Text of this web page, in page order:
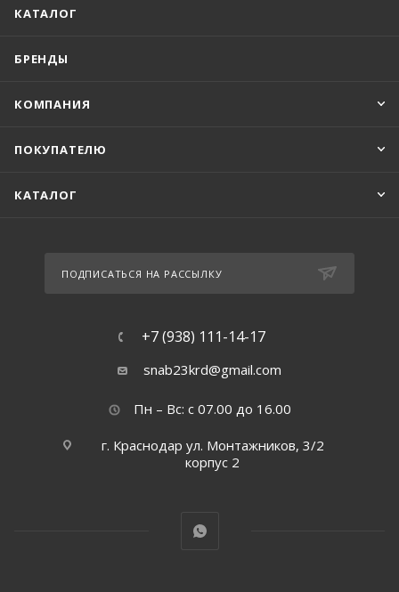
КАТАЛОГ
БРЕНДЫ
КОМПАНИЯ
ПОКУПАТЕЛЮ
КАТАЛОГ
ПОДПИСАТЬСЯ НА РАССЫЛКУ
+7 (938) 111-14-17
snab23krd@gmail.com
Пн – Вс: с 07.00 до 16.00
г. Краснодар ул. Монтажников, 3/2
корпус 2